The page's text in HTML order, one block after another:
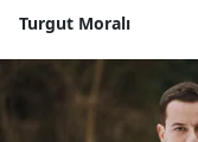
Turgut Moralı